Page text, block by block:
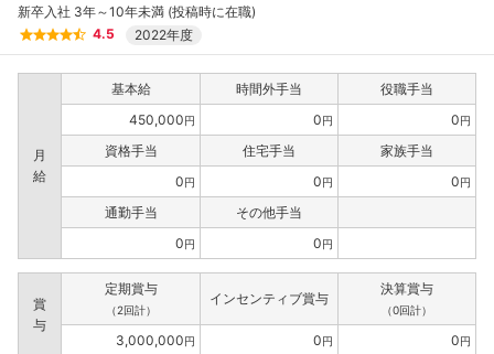
フォローしました
こちらの企業もフォローしませんか？
新卒入社 3年～10年未満 (投稿時に在職)
4.5
2022年度
月
給
基本給 時間外手当
役職手当
450,000円 0円 0円
資格手当 住宅手当
家族手当
0円 0円 0円
通勤手当
その他手当
0円 0円
賞
与
定期賞与
（2回計）
インセンティブ賞与
決算賞与
（0回計）
3,000,000円 0円 0円